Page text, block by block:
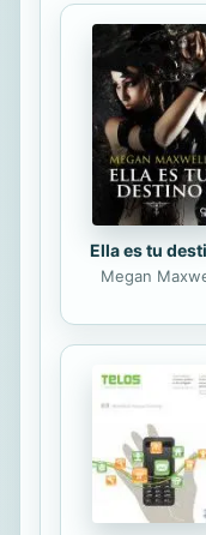
Ella es tu
Megan